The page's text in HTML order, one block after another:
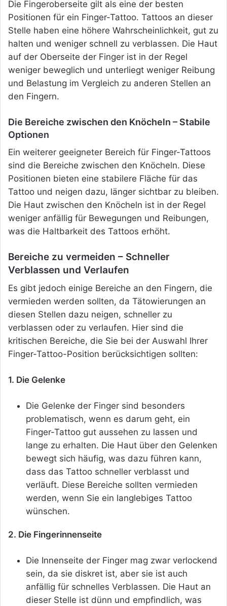
Die Fingeroberseite gilt als eine der besten
Positionen für ein Finger-Tattoo. Tattoos an dieser
Stelle haben eine höhere Wahrscheinlichkeit, gut zu
halten und weniger schnell zu verblassen. Die Haut
auf der Oberseite der Finger ist in der Regel
weniger beweglich und unterliegt weniger Reibung
und Belastung im Vergleich zu anderen Stellen an
den Fingern.
Die Bereiche zwischen den Knöcheln – Stabile
Optionen
Ein weiterer geeigneter Bereich für Finger-Tattoos
sind die Bereiche zwischen den Knöcheln. Diese
Positionen bieten eine stabilere Fläche für das
Tattoo und neigen dazu, länger sichtbar zu bleiben.
Die Haut zwischen den Knöcheln ist in der Regel
weniger anfällig für Bewegungen und Reibungen,
was die Haltbarkeit des Tattoos erhöht.
Bereiche zu vermeiden – Schneller
Verblassen und Verlaufen
Es gibt jedoch einige Bereiche an den Fingern, die
vermieden werden sollten, da Tätowierungen an
diesen Stellen dazu neigen, schneller zu
verblassen oder zu verlaufen. Hier sind die
kritischen Bereiche, die Sie bei der Auswahl Ihrer
Finger-Tattoo-Position berücksichtigen sollten:
1. Die Gelenke
Die Gelenke der Finger sind besonders
problematisch, wenn es darum geht, ein
Finger-Tattoo gut aussehen zu lassen und
lange zu erhalten. Die Haut über den Gelenken
bewegt sich häufig, was dazu führen kann,
dass das Tattoo schneller verblasst und
verläuft. Diese Bereiche sollten vermieden
werden, wenn Sie ein langlebiges Tattoo
wünschen.
2. Die Fingerinnenseite
Die Innenseite der Finger mag zwar verlockend
sein, da sie diskret ist, aber sie ist auch
anfällig für schnelles Verblassen. Die Haut an
dieser Stelle ist dünn und empfindlich, was